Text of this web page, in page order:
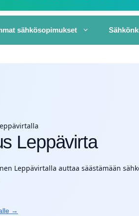
sähkösopimukset
Leppävirta
Leppävirtalla auttaa säästämään
→